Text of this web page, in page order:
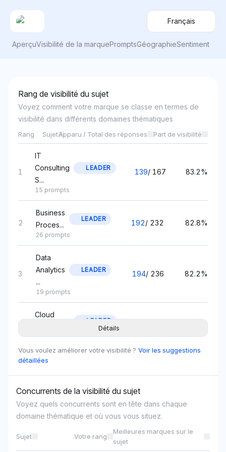
Français
AperçuVisibilité de la marquePromptsGéographieSentiment
Rang de visibilité du sujet
Voyez comment votre marque se classe en termes de
visibilité dans différents domaines thématiques
Rang SujetApparu / Total des réponses Part de visibilité
1
IT
Consulting
S...
LEADER
15 prompts
139/ 167 83.2%
2
Business
Proces...
LEADER
26 prompts
192/ 232 82.8%
3
Data
Analytics
...
LEADER
19 prompts
194/ 236 82.2%
4
Cloud
LEADER
34 prompts
81.4%
Cybersecurity
6
Artificial
Inte...
312/ 417
Digital
Vous voulez améliorer votre visibilité ? Voir les suggestions
détaillées
Détails
Concurrents de la visibilité du sujet
Voyez quels concurrents sont en tête dans chaque
domaine thématique et où vous vous situez.
Sujet Votre rang
Meilleures marques sur le
sujet